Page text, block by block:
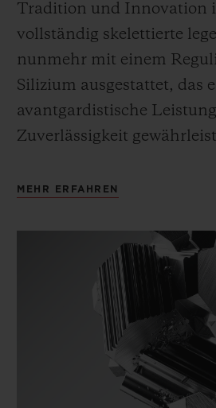
Tradition und Innovation
vollständig skelettierte
nunmehr mit einem
Silizium ausgestattet, das
avantgardistische
Zuverlässigkeit
MEHR ERFAHREN